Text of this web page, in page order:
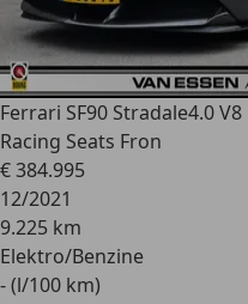
Ferrari SF90 Stradale4.0 V8
Racing Seats Fron
€ 384.995
12/2021
9.225 km
Elektro/Benzine
- (l/100 km)